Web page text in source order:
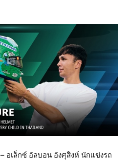
– อเล็กซ์ อัลบอน อังศุสิงห์ นักแข่งรถ